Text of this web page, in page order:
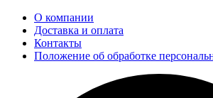
О компании
Доставка и оплата
Контакты
Положение об обработке